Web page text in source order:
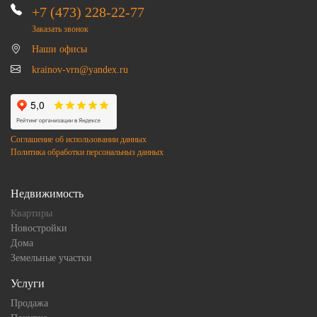
+7 (473) 228-22-77
Заказать звонок
Наши офисы
krainov-vrn@yandex.ru
Соглашение об использовании данных
Политика обработки персональныз данных
Недвижимость
Квартиры
Новостройки
Дома
Земельные участки
Услуги
Продажа